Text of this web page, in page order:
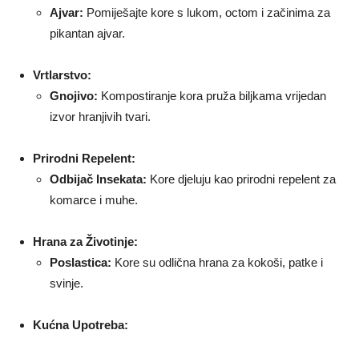
Ajvar: Pomiješajte kore s lukom, octom i začinima za
pikantan ajvar.
Vrtlarstvo:
Gnojivo: Kompostiranje kora pruža biljkama vrijedan
izvor hranjivih tvari.
Prirodni Repelent:
Odbijač Insekata: Kore djeluju kao prirodni repelent za
komarce i muhe.
Hrana za Životinje:
Poslastica: Kore su odlična hrana za kokoši, patke i
svinje.
Kućna Upotreba: